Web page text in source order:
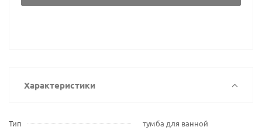
Характеристики
Тип
тумба для ванной